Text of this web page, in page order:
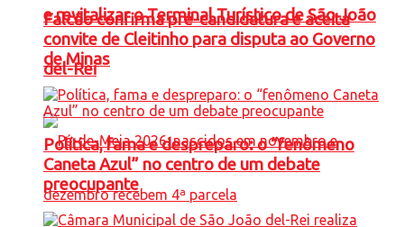
e revitalizar o Terminal Turístico de São João
del-Rei
Falcão confirma pré-candidatura e aceita
convite de Cleitinho para disputa ao Governo
de Minas
Política, fama e despreparo: o “fenômeno
Caneta Azul” no centro de um debate
preocupante